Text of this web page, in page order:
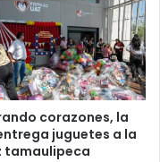
corazones, la
juguetes a la
tamaulipeca